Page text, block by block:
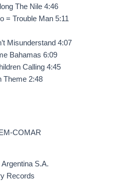
The Nile 4:46
= Trouble Man 5:11
Misunderstand 4:07
Bahamas 6:09
Calling 4:45
Theme 2:48
COMAR
S.A.
Records